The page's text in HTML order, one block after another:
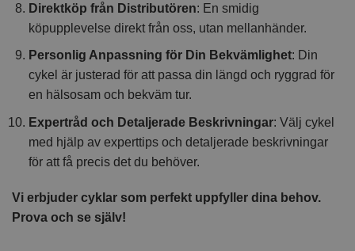
Direktköp från Distributören: En smidig
köpupplevelse direkt från oss, utan mellanhänder.
Personlig Anpassning för Din Bekvämlighet: Din
cykel är justerad för att passa din längd och ryggrad för
en hälsosam och bekväm tur.
Expertråd och Detaljerade Beskrivningar: Välj cykel
med hjälp av experttips och detaljerade beskrivningar
för att få precis det du behöver.
Vi erbjuder cyklar som perfekt uppfyller dina behov.
Prova och se själv!